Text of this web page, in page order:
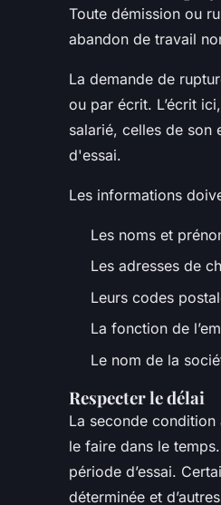
Toute démission ou
abandon de travail
La demande de
ou par écrit. L’écrit
salarié, celles de son
d'essai.
Les informations
Les noms et
Les adresses de
Leurs codes
La fonction de
Le nom de la
Respecter le délai
La seconde condition
le faire dans le
période d’essai.
déterminée et